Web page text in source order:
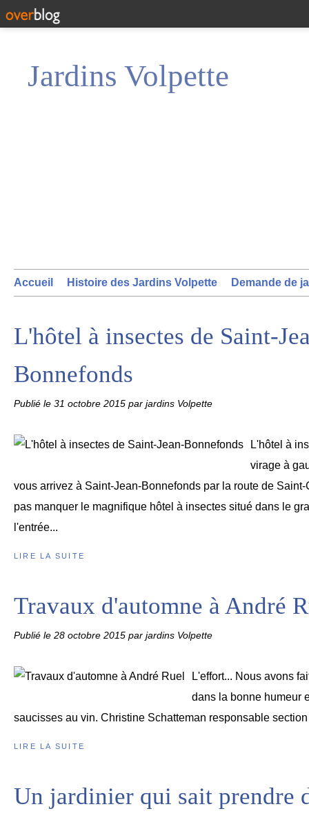
Jardins Volpette
Accueil Histoire des Jardins Volpette Demande de
L'hôtel à insectes de Saint-
Bonnefonds
Publié le 31 octobre 2015 par jardins Volpette
L'hôtel à
virage à
vous arrivez à Saint-Jean-Bonnefonds par la route de
pas manquer le magnifique hôtel à insectes situé dans le
l'entrée...
LIRE LA SUITE
Travaux d'automne à André
Publié le 28 octobre 2015 par jardins Volpette
L'effort... Nous avons
dans la bonne humeur
saucisses au vin. Christine Schatteman responsable
LIRE LA SUITE
Un jardinier qui sait prendre